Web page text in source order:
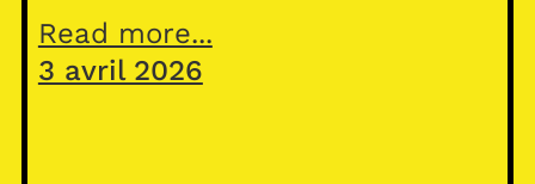
Read more...
3 avril 2026